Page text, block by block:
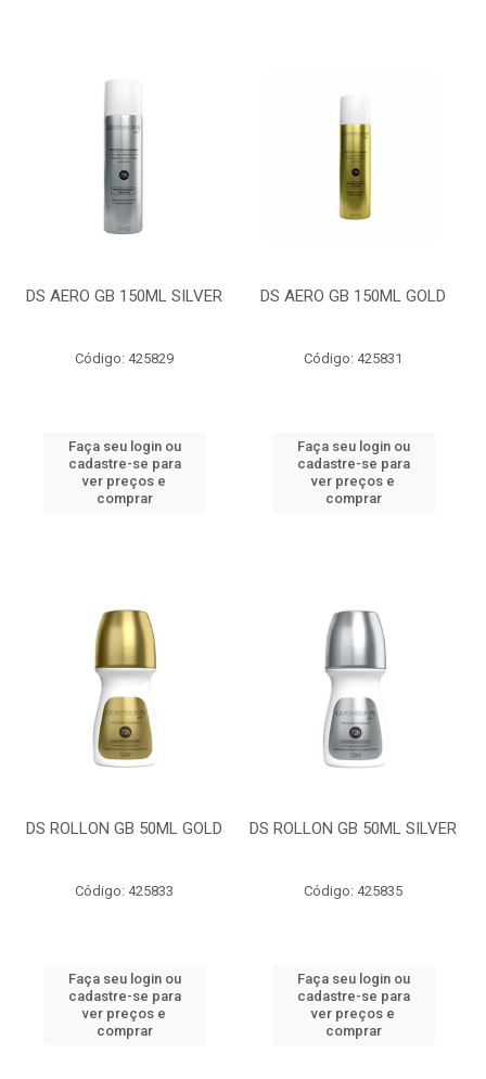
DS AERO GB 150ML SILVER
Código: 425829
Faça seu login ou
cadastre-se para
ver preços e
comprar
DS AERO GB 150ML GOLD
Código: 425831
Faça seu login ou
cadastre-se para
ver preços e
comprar
DS ROLLON GB 50ML GOLD
Código: 425833
Faça seu login ou
cadastre-se para
ver preços e
comprar
DS ROLLON GB 50ML SILVER
Código: 425835
Faça seu login ou
cadastre-se para
ver preços e
comprar